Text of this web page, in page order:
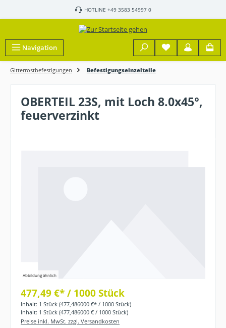
Zum Hauptinhalt springenHOTLINE +49 3583 54997 0
Navigation
Gitterrostbefestigungen Befestigungseinzelteile
OBERTEIL 23S, mit Loch 8.0x45°,
feuerverzinkt
Abbildung ähnlich
477,49 €* / 1000 Stück
Inhalt: 1 Stück (477,486000 €* / 1000 Stück)
Inhalt: 1 Stück (477,486000 € / 1000 Stück)
Preise inkl. MwSt. zzgl. Versandkosten